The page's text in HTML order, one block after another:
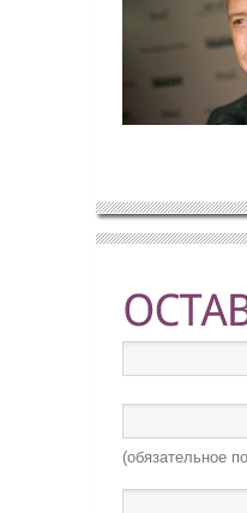
(обязательное